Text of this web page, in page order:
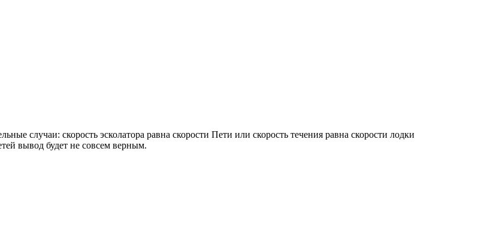
случаи: скорость эсколатора равна скорости Пети или скорость течения равна скорости лодки
вывод будет не совсем верным.